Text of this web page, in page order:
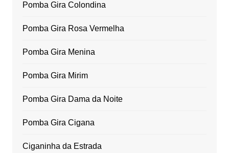
Pomba Gira Colondina
Pomba Gira Rosa Vermelha
Pomba Gira Menina
Pomba Gira Mirim
Pomba Gira Dama da Noite
Pomba Gira Cigana
Ciganinha da Estrada